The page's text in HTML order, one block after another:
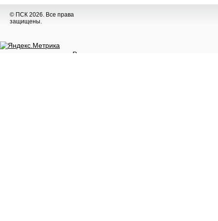
© ПСК 2026. Все права
защищены.
Разное